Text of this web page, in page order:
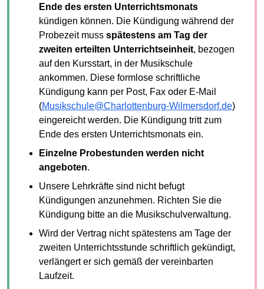
Ende des ersten Unterrichtsmonats
kündigen können. Die Kündigung während der
Probezeit muss spätestens am Tag der
zweiten erteilten Unterrichtseinheit, bezogen
auf den Kursstart, in der Musikschule
ankommen. Diese formlose schriftliche
Kündigung kann per Post, Fax oder E-Mail
(Musikschule@Charlottenburg-Wilmersdorf.de)
eingereicht werden. Die Kündigung tritt zum
Ende des ersten Unterrichtsmonats ein.
Einzelne Probestunden werden nicht
angeboten.
Unsere Lehrkräfte sind nicht befugt
Kündigungen anzunehmen. Richten Sie die
Kündigung bitte an die Musikschulverwaltung.
Wird der Vertrag nicht spätestens am Tage der
zweiten Unterrichtsstunde schriftlich gekündigt,
verlängert er sich gemäß der vereinbarten
Laufzeit.